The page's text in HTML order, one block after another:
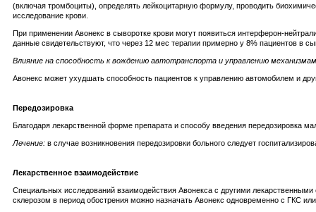
(включая тромбоциты), определять лейкоцитарную формулу, проводить
исследование крови.
При применении Авонекс в сыворотке крови могут появиться интерферон-
данные свидетельствуют, что через 12 мес терапии примерно у 8% пациентов в
Влияние на способность к вождению автотранспорта и управлению
Авонекс может ухудшать способность пациентов к управлению автомобилем и
Передозировка
Благодаря лекарственной форме препарата и способу введения передозировка
Лечение: в случае возникновения передозировки больного следует
Лекарственное взаимодействие
Специальных исследований взаимодействия Авонекса с другими
склерозом в период обострения можно назначать Авонекс одновременно с ГКС